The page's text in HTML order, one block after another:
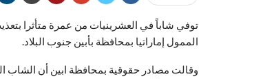
توفي شاباً في العشرينيات من عمرة متأثرا
الممول إماراتيا بمحافظة بأبين جنوب البلاد.